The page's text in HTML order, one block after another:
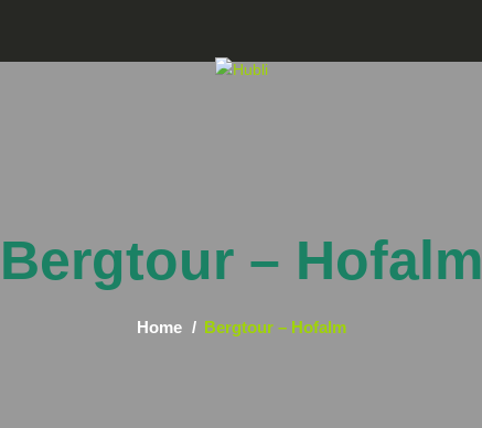
Bergtour – Hofalm
Home Bergtour – Hofalm